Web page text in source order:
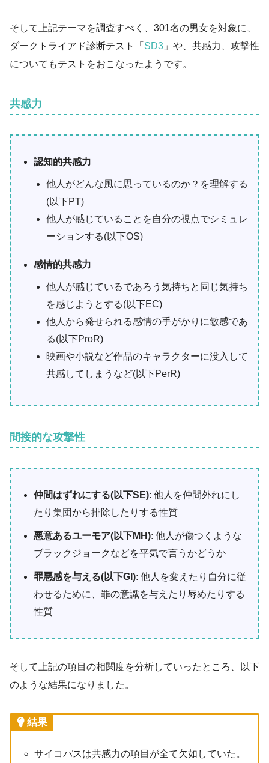
そして上記テーマを調査すべく、301名の男女を対象に、
ダークトライアド診断テスト「 SD3 」や、共感力、攻撃性
についてもテストをおこなったようです。
共感力
認知的共感力
他人がどんな風に思っているのか？を理解する
(以下PT)
他人が感じていることを自分の視点でシミュレ
ーションする(以下OS)
感情的共感力
他人が感じているであろう気持ちと同じ気持ち
を感じようとする(以下EC)
他人から発せられる感情の手がかりに敏感であ
る(以下ProR)
映画や小説など作品のキャラクターに没入して
共感してしまうなど(以下PerR)
間接的な攻撃性
仲間はずれにする(以下SE): 他人を仲間外れにし
たり集団から排除したりする性質
悪意あるユーモア(以下MH): 他人が傷つくような
ブラックジョークなどを平気で言うかどうか
罪悪感を与える(以下GI): 他人を変えたり自分に従
わせるために、罪の意識を与えたり辱めたりする
性質
そして上記の項目の相関度を分析していったところ、以下
のような結果になりました。
結果
サイコパスは共感力の項目が全て欠如していた。